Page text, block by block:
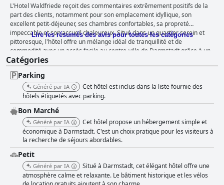
L'Hotel Waldfriede reçoit des commentaires extrêmement positifs de la
part des clients, notamment pour son emplacement idyllique, son
excellent petit-déjeuner, ses chambres confortables, sa propreté
impeccable et son accueil chaleureux. Situé dans un quartier serein et
pittoresque, l'hôtel offre un mélange idéal de tranquillité et de
commodité avec un accès facile au centre-ville de Darmstadt grâce à un
tramway situé à proximité. Sa proximité avec les réserves naturelles et
les vergers en fait un refuge idéal pour les propriétaires de chiens et
ceux qui aiment les promenades à la campagne. Ce cadre paisible,
combiné aux restaurants locaux et aux routes principales, est souvent
salué pour créer un cadre idéal pour la détente. Les clients trouvent le
petit-déjeuner à l'Hotel Waldfriede satisfaisant, beaucoup appréciant les
offres délicieuses et bien présentées à un prix raisonnable. La salle de
petit-déjeuner est décrite comme lumineuse et élégante, contribuant à
un début de journée agréable. Des touches personnelles, telles qu'un
service attentif et des tables dressées avec soin, améliorent l'expérience
globale, même si le petit-déjeuner est un peu simple pour certains goûts.
Les chambres de l'hôtel sont louées pour leur espace, leur propreté et
leur grand confort. Une décoration de bon goût et des éléments
charmants comme de belles loggias offrent une ambiance chaleureuse
Lire les résumés des avis pour toutes les catégories
Catégories
Parking
Généré par IA
Cet hôtel est inclus dans la liste fournie des
hôtels étiquetés avec parking.
Bon Marché
Généré par IA
Cet hôtel propose un hébergement simple et
économique à Darmstadt. C'est un choix pratique pour les visiteurs à
la recherche de séjours abordables.
Petit
Généré par IA
Situé à Darmstadt, cet élégant hôtel offre une
atmosphère calme et relaxante. Le bâtiment historique et les vélos